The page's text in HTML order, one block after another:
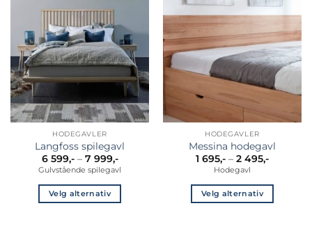
flere
varianter.
Alternativene
kan
velges
på
produktsiden
flere
varianter.
Alternativene
kan
velges
på
produktsiden
HODEGAVLER
Langfoss spilegavl
6 599,- – 7 999,-Prisområde:
6
599,-
til
999,-
Gulvstående spilegavl
Velg alternativ
HODEGAVLER
Messina hodegavl
1 695,- – 2 495,-
til
495,-
Hodegavl
Velg alternativ